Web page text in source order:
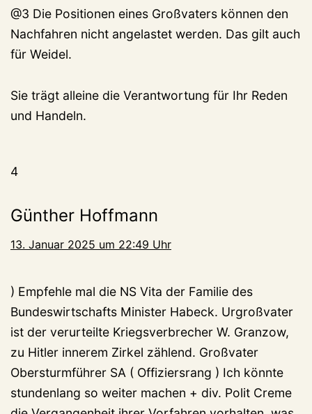
@3 Die Positionen eines Großvaters können den
Nachfahren nicht angelastet werden. Das gilt auch
für Weidel.
Sie trägt alleine die Verantwortung für Ihr Reden
und Handeln.
4
Günther Hoffmann
13. Januar 2025 um 22:49 Uhr
) Empfehle mal die NS Vita der Familie des
Bundeswirtschafts Minister Habeck. Urgroßvater
ist der verurteilte Kriegsverbrecher W. Granzow,
zu Hitler innerem Zirkel zählend. Großvater
Obersturmführer SA ( Offiziersrang ) Ich könnte
stundenlang so weiter machen + div. Polit Creme